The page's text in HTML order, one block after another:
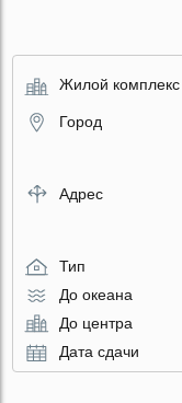
Жилой комплекс
Город
Адрес
Тип
До океана
До центра
Дата сдачи